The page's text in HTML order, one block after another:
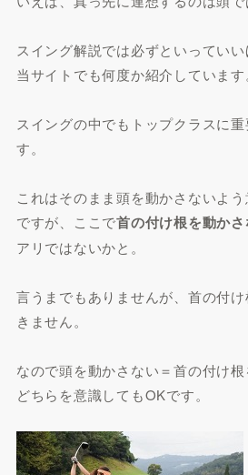
スイング解説では必ずといっていい
当サイトでも何度か紹介しています
スイングの中でもトップクラスに
す。
これはそのまま頭を動かさないよ
ですが、ここで首の付け根を動か
アリではないかと。
言うまでもありませんが、首の付
きません。
なので頭を動かさない＝首の付け根
どちらを意識してもOKです。